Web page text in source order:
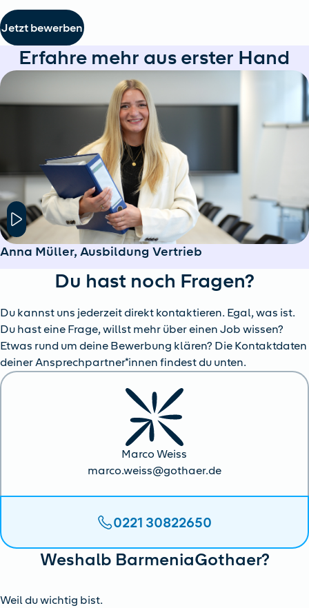
Jetzt bewerben
Erfahre mehr aus erster Hand
Hier klicken um das Modal Fenster zu öffnen
Anna Müller, Ausbildung Vertrieb
Du hast noch Fragen?
Du kannst uns jederzeit direkt kontaktieren. Egal, was ist.
Du hast eine Frage, willst mehr über einen Job wissen?
Etwas rund um deine Bewerbung klären? Die Kontaktdaten
deiner Ansprechpartner*innen findest du unten.
Marco Weiss
marco.weiss@gothaer.de
0221 30822650
Weshalb BarmeniaGothaer?
Weil du wichtig bist.